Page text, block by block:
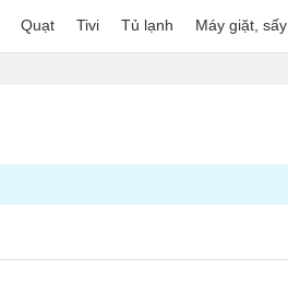
Quạt Tivi Tủ lạnh Máy giặt, sấy